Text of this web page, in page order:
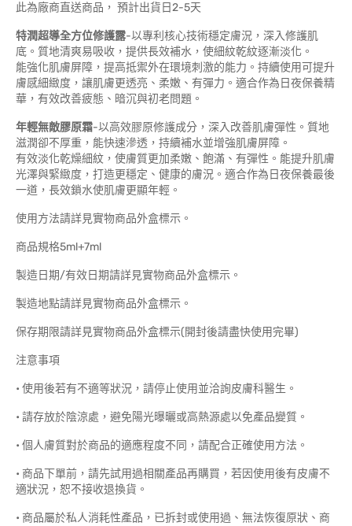
此為廠商直送商品， 預計出貨日2-5天
特潤超導全方位修護露-以專利核心技術穩定膚況，深入修護肌
底。質地清爽易吸收，提供長效補水，使細紋乾紋逐漸淡化。
能強化肌膚屏障，提高抵禦外在環境刺激的能力。持續使用可提升
膚感細緻度，讓肌膚更透亮、柔嫩、有彈力。適合作為日夜保養精
華，有效改善疲態、暗沉與初老問題。
年輕無敵膠原霜-以高效膠原修護成分，深入改善肌膚彈性。質地
滋潤卻不厚重，能快速滲透，持續補水並增強肌膚屏障。
有效淡化乾燥細紋，使膚質更加柔嫩、飽滿、有彈性。能提升肌膚
光澤與緊緻度，打造更穩定、健康的膚況。適合作為日夜保養最後
一道，長效鎖水使肌膚更顯年輕。
使用方法請詳見實物商品外盒標示。
商品規格5ml+7ml
製造日期/有效日期請詳見實物商品外盒標示。
製造地點請詳見實物商品外盒標示。
保存期限請詳見實物商品外盒標示(開封後請盡快使用完畢)
注意事項
• 使用後若有不適等狀況，請停止使用並洽詢皮膚科醫生。
• 請存放於陰涼處，避免陽光曝曬或高熱源處以免產品變質。
• 個人膚質對於商品的適應程度不同，請配合正確使用方法。
• 商品下單前，請先試用過相關產品再購買，若因使用後有皮膚不
適狀況，恕不接收退換貨。
• 商品屬於私人消耗性產品，已拆封或使用過、無法恢復原狀、商